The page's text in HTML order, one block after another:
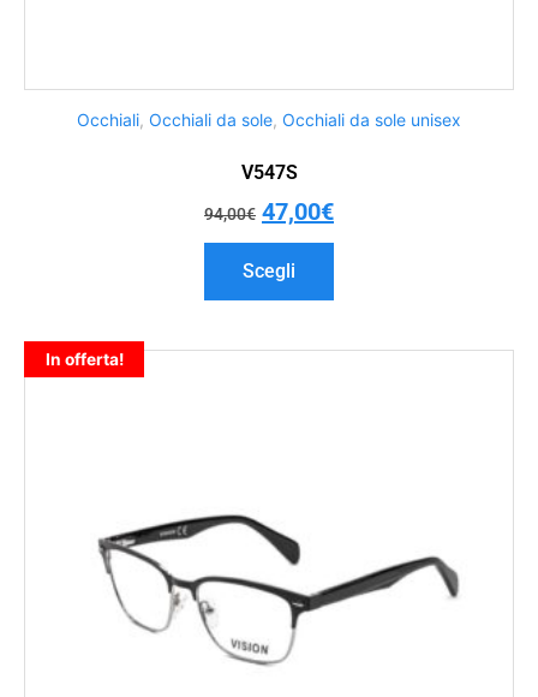
Occhiali, Occhiali da sole, Occhiali da sole unisex
V547S
94,00€ 47,00€
Scegli
In offerta!